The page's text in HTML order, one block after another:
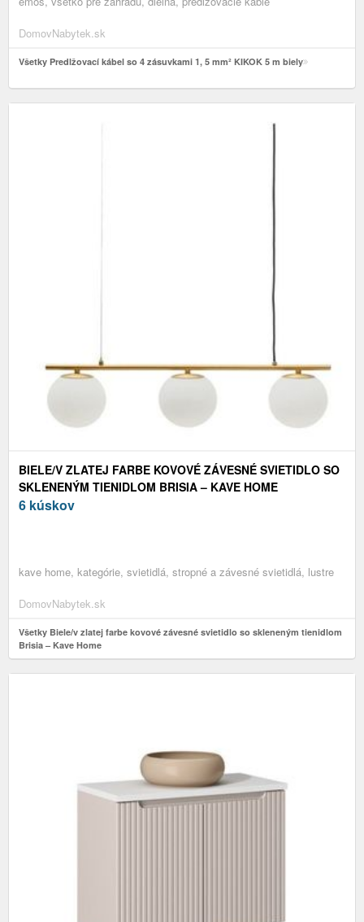
DomovNabytek.sk
Všetky Predlžovací kábel so 4 zásuvkami 1, 5 mm² KIKOK 5 m biely
BIELE/V ZLATEJ FARBE KOVOVÉ ZÁVESNÉ SVIETIDLO SO
SKLENENÝM TIENIDLOM BRISIA – KAVE HOME
6 kúskov
kave home, kategórie, svietidlá, stropné a závesné svietidlá, lustre
DomovNabytek.sk
Všetky Biele/v zlatej farbe kovové závesné svietidlo so skleneným tienidlom
Brisia – Kave Home